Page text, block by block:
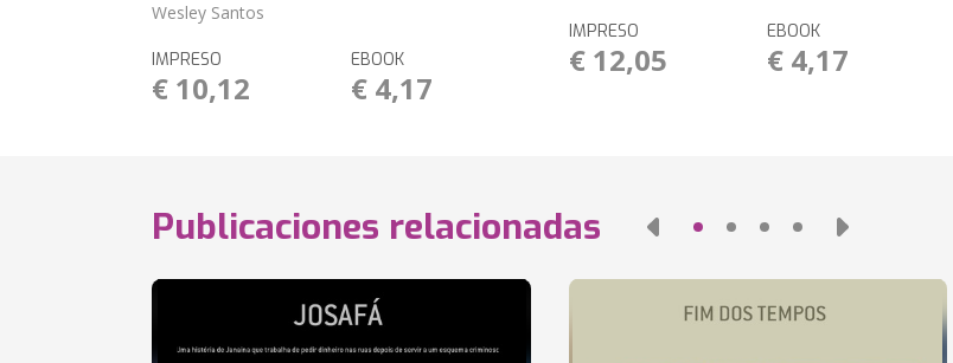
Wesley Santos
IMPRESO
€ 10,12
EBOOK
€ 4,17
IMPRESO
€ 12,05
EBOOK
€ 4,17
Publicaciones relacionadas